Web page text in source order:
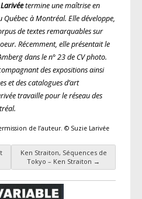
termine une maîtrise en
Québec à Montréal. Elle développe,
de textes remarquables sur
Récemment, elle présentait le
dans le n° 23 de CV photo.
des expositions ainsi
et des catalogues d’art
travaille pour le réseau des
de l’auteur. © Suzie Larivée
articles
Ken Straiton, Séquences de
Tokyo – Ken Straiton →